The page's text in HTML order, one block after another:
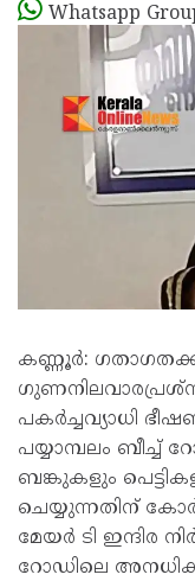
Whatsapp
കണ്ണൂർ:
പകർച്ചവ്യാധി
പയ്യാമ്പലം
ബങ്കുകളും
ചെയ്യുന്നതിന്
മേയർ ടി ഇന്ദിര
റോഡിലെ